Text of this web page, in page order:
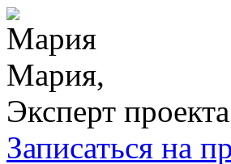
Мария,
Эксперт проекта
Записаться на